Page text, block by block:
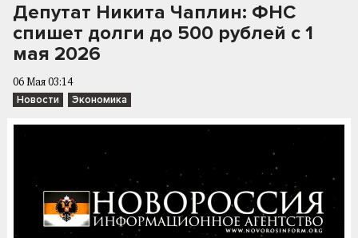
Депутат Никита Чаплин: ФНС
спишет долги до 500 рублей с 1
мая 2026
06 Мая 03:14
Новости Экономика